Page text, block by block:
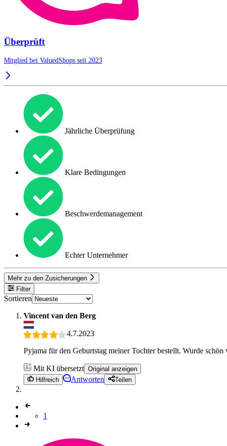
Überprüft
Mitglied bei ValuedShops seit 2023
Jährliche Überprüfung
Klare Bedingungen
Beschwerdemanagement
Echter Unternehmer
Mehr zu den Zusicherungen
Filter
Sortieren
Vincent van den Berg
4.7.2023
Pyjama für den Geburtstag meiner Tochter bestellt. Wurde
Mit KI übersetzt Original anzeigen
Hilfreich
Antworten Teilen
1